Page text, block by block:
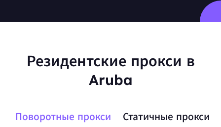
Резидентские прокси в
Aruba
Поворотные прокси Статичные прокси